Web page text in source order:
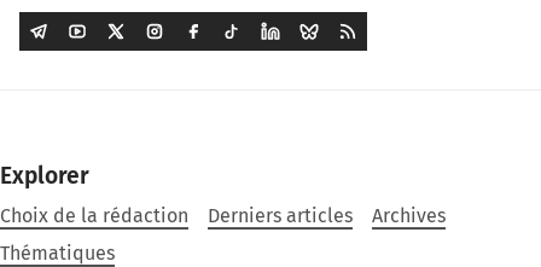
Explorer
Choix de la rédaction Derniers articles
Archives
Thématiques